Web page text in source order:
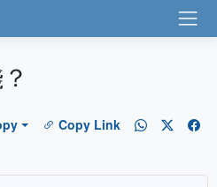
Copy Link